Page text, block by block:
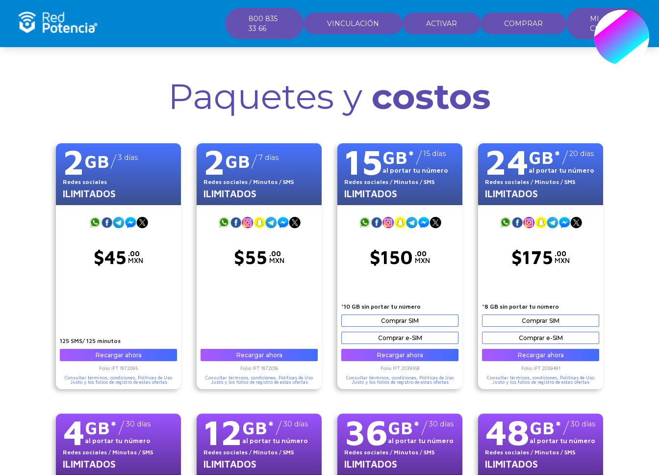
800 835
33 66
VINCULACIÓN ACTIVAR COMPRAR
MI
CUENTA
Paquetes y costos
2GB 3 días
Redes sociales
ILIMITADOS
$45 .00
MXN
125 SMS/ 125 minutos
Recargar ahora
Folio IFT 1872095
Consultar términos, condiciones, Políticas de Uso
Justo y los folios de registro de estas ofertas
2GB 7 días
Redes sociales / Minutos / SMS
ILIMITADOS
$55 .00
MXN
Recargar ahora
Folio IFT 1872016
Consultar términos, condiciones, Políticas de Uso
Justo y los folios de registro de estas ofertas
15GB* 15 días
al portar tu número
Redes sociales / Minutos / SMS
ILIMITADOS
$150 .00
MXN
*10 GB sin portar tu número
Comprar SIM
Comprar e-SIM
Recargar ahora
Folio IFT 2039558
Consultar términos, condiciones, Políticas de Uso
Justo y los folios de registro de estas ofertas
24GB* 20 días
al portar tu número
Redes sociales / Minutos / SMS
ILIMITADOS
$175 .00
MXN
*8 GB sin portar tu número
Comprar SIM
Comprar e-SIM
Recargar ahora
Folio IFT 2039491
Consultar términos, condiciones, Políticas de Uso
Justo y los folios de registro de estas ofertas
4GB* 30 días
al portar tu número
Redes sociales / Minutos / SMS
ILIMITADOS
12GB* 30 días
al portar tu número
Redes sociales / Minutos / SMS
ILIMITADOS
36GB* 30 días
al portar tu número
Redes sociales / Minutos / SMS
ILIMITADOS
48GB* 30 días
al portar tu número
Redes sociales / Minutos / SMS
ILIMITADOS